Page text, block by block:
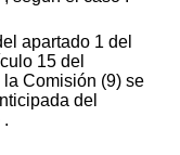
apartado 1 del
15 del
la Comisión (9) se
del
.